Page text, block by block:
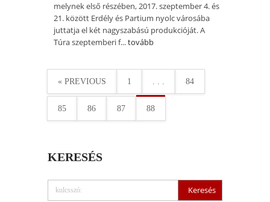
melynek első részében, 2017. szeptember 4. és
21. között Erdély és Partium nyolc városába
juttatja el két nagyszabású produkcióját. A
Túra szeptemberi f...tovább
« PREVIOUS 1 . . . 84
85 86 87 88
KERESÉS